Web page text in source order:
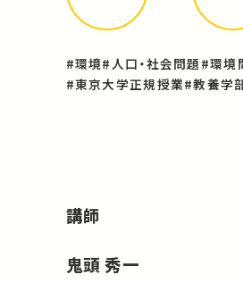
#環境#人口・社会問題 #環境
#東京大学正規授業#教養学
講師
鬼頭 秀一